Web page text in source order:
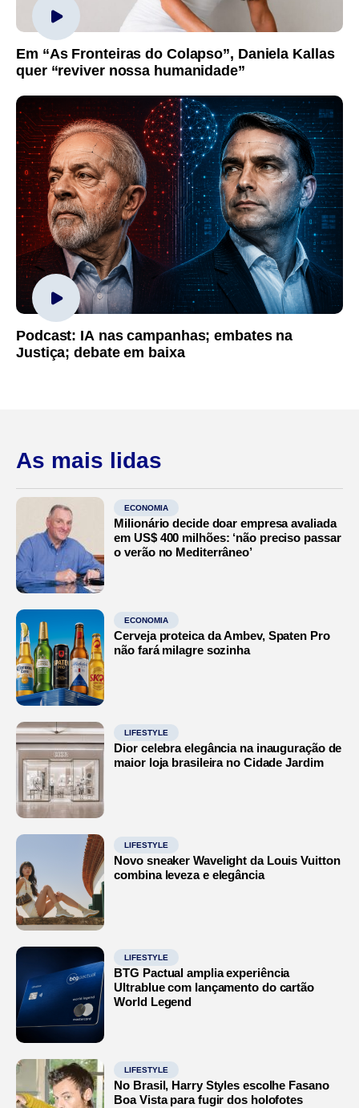
Em “As Fronteiras do Colapso”, Daniela Kallas
quer “reviver nossa humanidade”
Podcast: IA nas campanhas; embates na
Justiça; debate em baixa
As mais lidas
ECONOMIA
Milionário decide doar empresa avaliada
em US$ 400 milhões: ‘não preciso passar
o verão no Mediterrâneo’
ECONOMIA
Cerveja proteica da Ambev, Spaten Pro
não fará milagre sozinha
LIFESTYLE
Dior celebra elegância na inauguração de
maior loja brasileira no Cidade Jardim
LIFESTYLE
Novo sneaker Wavelight da Louis Vuitton
combina leveza e elegância
LIFESTYLE
BTG Pactual amplia experiência
Ultrablue com lançamento do cartão
World Legend
LIFESTYLE
No Brasil, Harry Styles escolhe Fasano
Boa Vista para fugir dos holofotes